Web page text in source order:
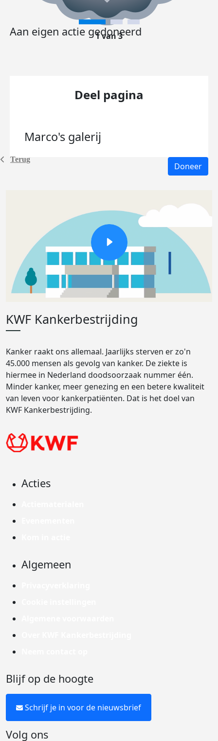
Terug
Aan eigen actie gedoneerd
1 van 3
Deel pagina
Marco's galerij
Doneer
KWF Kankerbestrijding
Kanker raakt ons allemaal. Jaarlijks sterven er zo'n
45.000 mensen als gevolg van kanker. De ziekte is
hiermee in Nederland doodsoorzaak nummer één.
Minder kanker, meer genezing en een betere kwaliteit
van leven voor kankerpatiënten. Dat is het doel van
KWF Kankerbestrijding.
Acties
Algemeen
Blijf op de hoogte
Schrijf je in voor de nieuwsbrief
Volg ons